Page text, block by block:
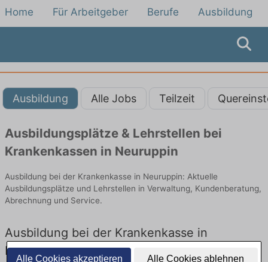
Alle Cookies akzeptieren Alle Cookies ablehnen
Home Für Arbeitgeber Berufe Ausbildung
Ausbildung Alle Jobs Teilzeit
Ausbildungsplätze & Lehrstellen bei
Krankenkassen in Neuruppin
Ausbildung bei der Krankenkasse in Neuruppin: Aktuelle
Ausbildungsplätze und Lehrstellen in Verwaltung, Kundenberatung,
Abrechnung und Service.
Ausbildung bei der Krankenkasse in
Neuruppin – Ausbildungsplätze und